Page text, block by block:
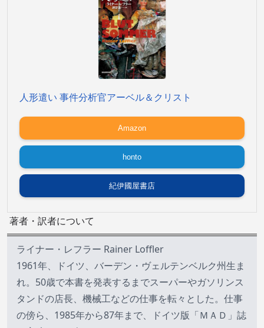
人形遣い 事件分析官アーベル＆クリスト
Amazon
honto
紀伊國屋書店
著者・訳者について
ライナー・レフラー Rainer Loffler
1961年、ドイツ、バーデン・ヴェルテンベルク州生ま
れ。50歳で本書を発表するまでスーパーやガソリンス
タンドの店長、機械工などの仕事を転々とした。仕事
の傍ら、1985年から87年まで、ドイツ版「ＭＡＤ」誌